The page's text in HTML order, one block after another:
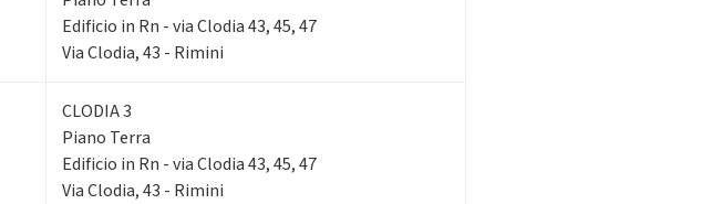
Edificio in Rn - via Clodia 43, 45, 47
Via Clodia, 43 - Rimini
CLODIA 3
Piano Terra
Edificio in Rn - via Clodia 43, 45, 47
Via Clodia, 43 - Rimini